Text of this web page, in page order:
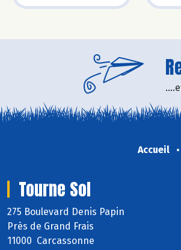
Accueil
Tourne Sol
275 Boulevard Denis Papin
Près de Grand Frais
11000 Carcassonne